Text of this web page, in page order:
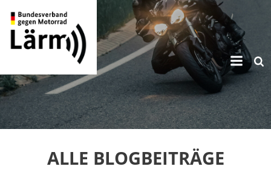
Zum
Inhalt
springen
ALLE BLOGBEITRÄGE